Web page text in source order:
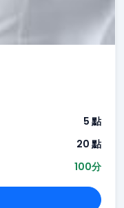
5 點
20 點
100分